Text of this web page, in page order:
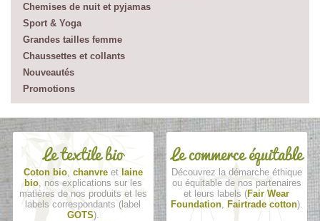
Chemises de nuit et pyjamas
Sport & Yoga
Grandes tailles femme
Chaussettes et collants
Nouveautés
Promotions
Le textile bio
Coton bio, chanvreet laine
bio, nos explications sur les
matières de nos produits et les
labels correspondants (label
GOTS).
Le commerce équitable
Découvrez la démarche éthique
ou équitable de nos partenaires
et leurs labels (Fair Wear
Foundation, Fairtrade cotton).